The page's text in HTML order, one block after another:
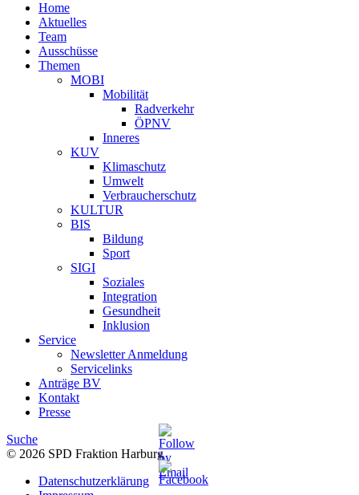
Home
Aktuelles
Team
Ausschüsse
Themen
MOBI
Mobilität
Radverkehr
ÖPNV
Inneres
KUV
Klimaschutz
Umwelt
Verbraucherschutz
KULTUR
BIS
Bildung
Sport
SIGI
Soziales
Integration
Gesundheit
Inklusion
Service
Newsletter Anmeldung
Servicelinks
Anträge BV
Kontakt
Presse
Suche
© 2026 SPD Fraktion Harburg
Datenschutzerklärung